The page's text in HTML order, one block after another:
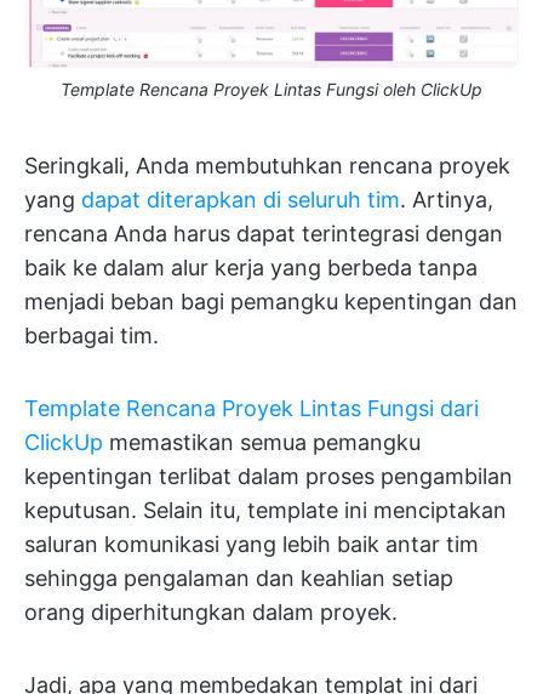
Template Rencana Proyek Lintas Fungsi oleh ClickUp
Seringkali, Anda membutuhkan rencana proyek
yang dapat diterapkan di seluruh tim. Artinya,
rencana Anda harus dapat terintegrasi dengan
baik ke dalam alur kerja yang berbeda tanpa
menjadi beban bagi pemangku kepentingan dan
berbagai tim.
Template Rencana Proyek Lintas Fungsi dari
ClickUp memastikan semua pemangku
kepentingan terlibat dalam proses pengambilan
keputusan. Selain itu, template ini menciptakan
saluran komunikasi yang lebih baik antar tim
sehingga pengalaman dan keahlian setiap
orang diperhitungkan dalam proyek.
Jadi, apa yang membedakan templat ini dari